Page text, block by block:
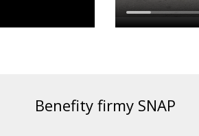
Benefity firmy SNAP